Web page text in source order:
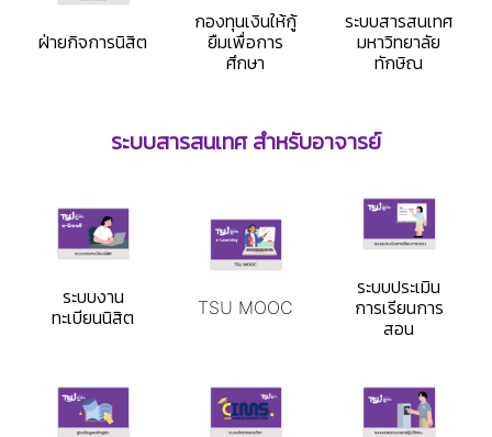
ฝ่ายกิจการนิสิต
กองทุนเงินให้กู้
ยืมเพื่อการ
ศึกษา
ระบบสารสนเทศ
มหาวิทยาลัย
ทักษิณ
ระบบสารสนเทศ สำหรับอาจารย์
ระบบงาน
ทะเบียนนิสิต
TSU MOOC
ระบบประเมิน
การเรียนการ
สอน